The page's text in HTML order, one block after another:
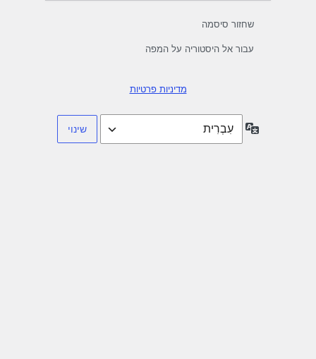
שחזור סיסמה
עבור אל היסטוריה על המפה
מדיניות פרטיות
שפה